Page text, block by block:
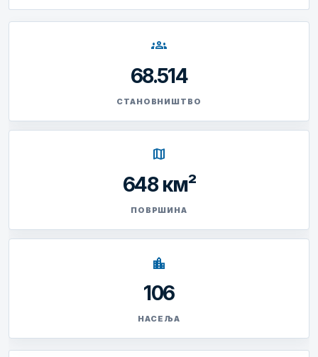
groups
68.514
СТАНОВНИШТВО
map
648 км²
ПОВРШИНА
location_city
106
НАСЕЉА